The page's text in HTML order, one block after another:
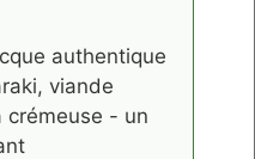
authentique
viande
crémeuse - un